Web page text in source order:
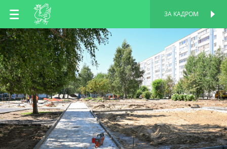
RU
EN
TT
ЗА КАДРОМ
ПЕРСОНАЛЬНАЯ
СТРАНИЦА